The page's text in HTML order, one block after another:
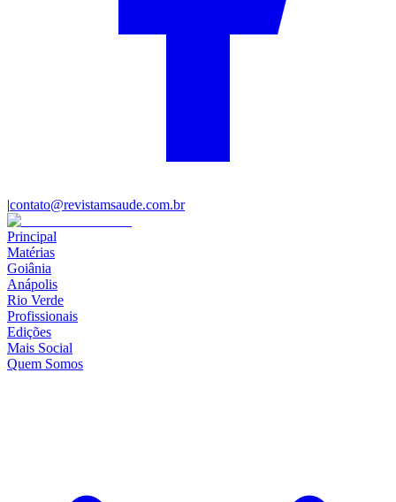
|contato@revistamsaude.com.br
Principal
Matérias
Goiânia
Anápolis
Rio Verde
Profissionais
Edições
Mais Social
Quem Somos